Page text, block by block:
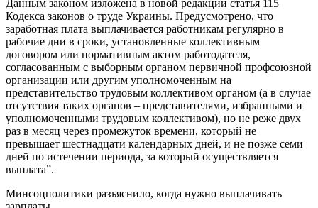
Данным законом изложена в новой редакции статья 115
Кодекса законов о труде Украины. Предусмотрено, что
заработная плата выплачивается работникам регулярно в
рабочие дни в сроки, установленные коллективным
договором или нормативным актом работодателя,
согласованным с выборным органом первичной профсоюзной
организации или другим уполномоченным на
представительство трудовым коллективом органом (а в случае
отсутствия таких органов – представителями, избранными и
уполномоченными трудовым коллективом), но не реже двух
раз в месяц через промежуток времени, который не
превышает шестнадцати календарных дней, и не позже семи
дней по истечении периода, за который осуществляется
выплата”.
Минсоцполитики разъяснило, когда нужно выплачивать